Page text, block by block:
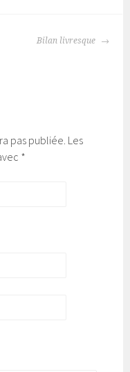
Bilan livresque
pas publiée. Les
*